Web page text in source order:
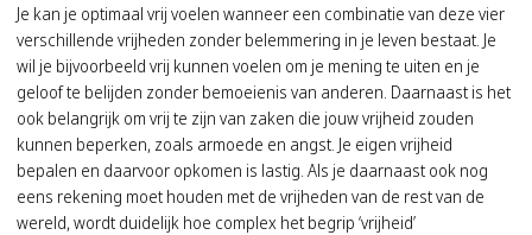
Je kan je optimaal vrij voelen wanneer een combinatie van deze vier
verschillende vrijheden zonder belemmering in je leven bestaat. Je
wil je bijvoorbeeld vrij kunnen voelen om je mening te uiten en je
geloof te belijden zonder bemoeienis van anderen. Daarnaast is het
ook belangrijk om vrij te zijn van zaken die jouw vrijheid zouden
kunnen beperken, zoals armoede en angst. Je eigen vrijheid
bepalen en daarvoor opkomen is lastig. Als je daarnaast ook nog
eens rekening moet houden met de vrijheden van de rest van de
wereld, wordt duidelijk hoe complex het begrip ‘vrijheid’